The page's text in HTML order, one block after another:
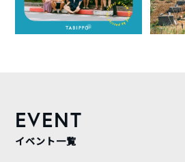
EVENT
イベント一覧